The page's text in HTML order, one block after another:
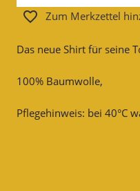
Zum Merkzettel
Das neue Shirt für seine
100% Baumwolle,
Pflegehinweis: bei 40°C